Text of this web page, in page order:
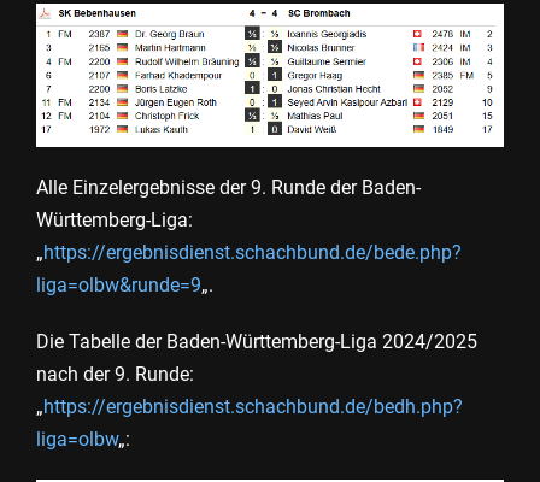
Alle Einzelergebnisse der 9. Runde der Baden-
Württemberg-Liga:
„https://ergebnisdienst.schachbund.de/bede.php?
liga=olbw&runde=9„.
Die Tabelle der Baden-Württemberg-Liga 2024/2025
nach der 9. Runde:
„https://ergebnisdienst.schachbund.de/bedh.php?
liga=olbw„: